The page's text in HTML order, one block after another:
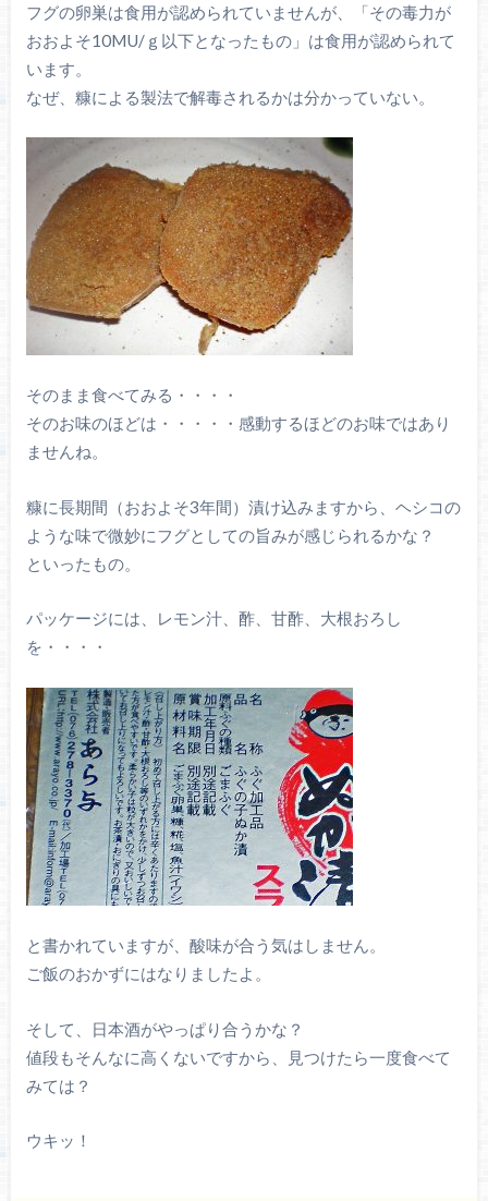
フグの卵巣は食用が認められていませんが、「その毒力が
おおよそ10MU/ｇ以下となったもの」は食用が認められて
います。
なぜ、糠による製法で解毒されるかは分かっていない。
そのまま食べてみる・・・・
そのお味のほどは・・・・・感動するほどのお味ではあり
ませんね。
糠に長期間（おおよそ3年間）漬け込みますから、ヘシコの
ような味で微妙にフグとしての旨みが感じられるかな？
といったもの。
パッケージには、レモン汁、酢、甘酢、大根おろし
を・・・・
と書かれていますが、酸味が合う気はしません。
ご飯のおかずにはなりましたよ。
そして、日本酒がやっぱり合うかな？
値段もそんなに高くないですから、見つけたら一度食べて
みては？
ウキッ！